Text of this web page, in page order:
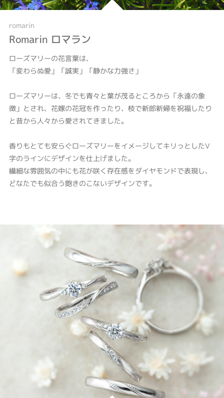
romarin
Romarin ロマラン
ローズマリーの花言葉は、
「変わらぬ愛」「誠実」「静かな力強さ」
ローズマリーは、冬でも青々と葉が茂るところから「永遠の象
徴」とされ、花嫁の花冠を作ったり、枝で新郎新婦を祝福したり
と昔から人々から愛されてきました。
香りもとても安らぐローズマリーをイメージしてキリっとしたV
字のラインにデザインを仕上げました。
繊細な雰囲気の中にも花が咲く存在感をダイヤモンドで表現し、
どなたでも似合う飽きのこないデザインです。